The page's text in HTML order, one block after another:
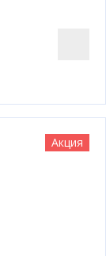
Акция